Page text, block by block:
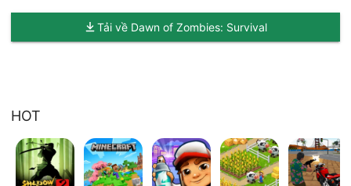
Tải về Dawn of Zombies: Survival
HOT